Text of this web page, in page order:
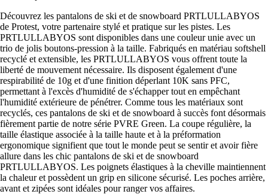
Découvrez les pantalons de ski et de snowboard PRTLULLABYOS
de Protest, votre partenaire stylé et pratique sur les pistes. Les
PRTLULLABYOS sont disponibles dans une couleur unie avec un
trio de jolis boutons-pression à la taille. Fabriqués en matériau softshell
recyclé et extensible, les PRTLULLABYOS vous offrent toute la
liberté de mouvement nécessaire. Ils disposent également d'une
respirabilité de 10g et d'une finition déperlant 10K sans PFC,
permettant à l'excès d'humidité de s'échapper tout en empêchant
l'humidité extérieure de pénétrer. Comme tous les matériaux sont
recyclés, ces pantalons de ski et de snowboard à succès font désormais
fièrement partie de notre série PVRE Green. La coupe régulière, la
taille élastique associée à la taille haute et à la préformation
ergonomique signifient que tout le monde peut se sentir et avoir fière
allure dans les chic pantalons de ski et de snowboard
PRTLULLABYOS. Les poignets élastiques à la cheville maintiennent
la chaleur et possèdent un grip en silicone sécurisé. Les poches arrière,
avant et zipées sont idéales pour ranger vos affaires.